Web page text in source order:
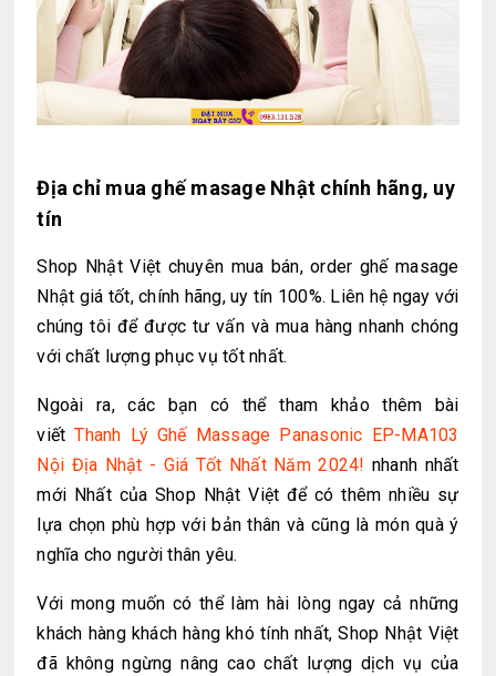
Địa chỉ mua ghế masage Nhật chính hãng, uy
tín
Shop Nhật Việt chuyên mua bán, order ghế masage
Nhật giá tốt, chính hãng, uy tín 100%. Liên hệ ngay với
chúng tôi để được tư vấn và mua hàng nhanh chóng
với chất lượng phục vụ tốt nhất.
Ngoài ra, các bạn có thể tham khảo thêm bài
viết Thanh Lý Ghế Massage Panasonic EP-MA103
Nội Địa Nhật - Giá Tốt Nhất Năm 2024! nhanh nhất
mới Nhất của Shop Nhật Việt để có thêm nhiều sự
lựa chọn phù hợp với bản thân và cũng là món quà ý
nghĩa cho người thân yêu.
Với mong muốn có thể làm hài lòng ngay cả những
khách hàng khách hàng khó tính nhất, Shop Nhật Việt
đã không ngừng nâng cao chất lượng dịch vụ của